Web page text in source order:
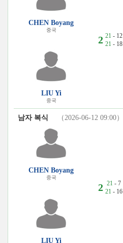
CHEN Boyang
중국
LIU Yi
중국
2 21 - 12
21 - 18
남자 복식 （2026-06-12 09:00）
CHEN Boyang
중국
LIU Yi
2 21 - 7
21 - 16